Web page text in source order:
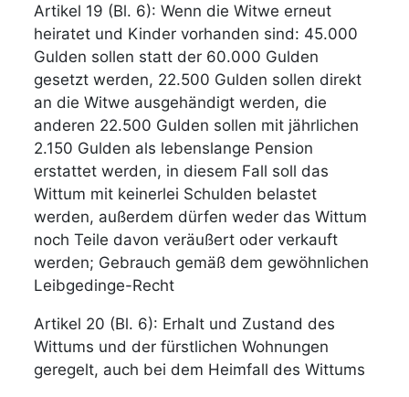
Artikel 19 (Bl. 6): Wenn die Witwe erneut
heiratet und Kinder vorhanden sind: 45.000
Gulden sollen statt der 60.000 Gulden
gesetzt werden, 22.500 Gulden sollen direkt
an die Witwe ausgehändigt werden, die
anderen 22.500 Gulden sollen mit jährlichen
2.150 Gulden als lebenslange Pension
erstattet werden, in diesem Fall soll das
Wittum mit keinerlei Schulden belastet
werden, außerdem dürfen weder das Wittum
noch Teile davon veräußert oder verkauft
werden; Gebrauch gemäß dem gewöhnlichen
Leibgedinge-Recht
Artikel 20 (Bl. 6): Erhalt und Zustand des
Wittums und der fürstlichen Wohnungen
geregelt, auch bei dem Heimfall des Wittums